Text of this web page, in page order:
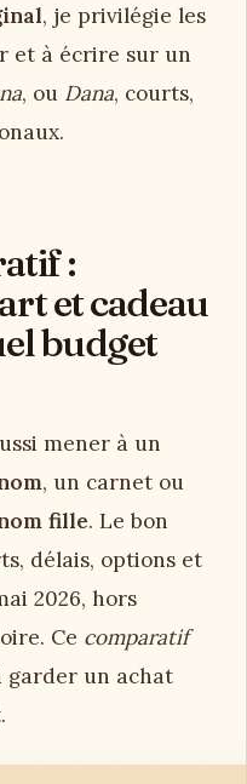
, je privilégie les
et à écrire sur un
, ou Dana, courts,
:
et cadeau
budget
mener à un
, un carnet ou
fille. Le bon
délais, options et
2026, hors
Ce comparatif
un achat